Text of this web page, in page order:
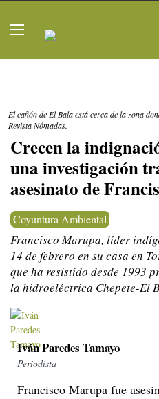
El cañón de El Bala está cerca de la zona
Revista Nómadas.
Crecen la
una investigación
asesinato de
Coyuntura Ambiental
Francisco Marupa, líder
14 de febrero en su casa en
que ha resistido desde 1993
la hidroeléctrica Chepete-El
Iván Paredes Tamayo
Periodista
Francisco Marupa fue